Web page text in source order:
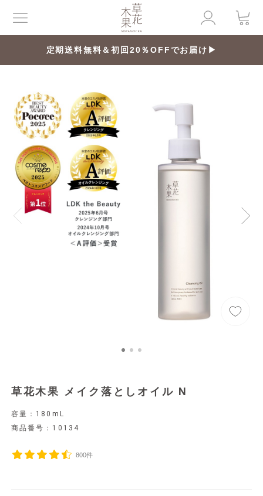
定期送料無料＆初回20％OFFでお届け▶
草花木果 メイク落としオイル N
容量：180mL
商品番号： 10134
800件